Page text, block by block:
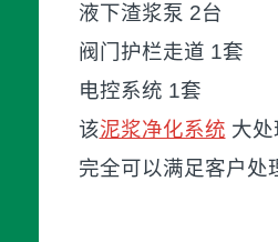
液下渣浆泵 2台
阀门护栏走道 1套
电控系统 1套
该泥浆净化系统 大处
完全可以满足客户处